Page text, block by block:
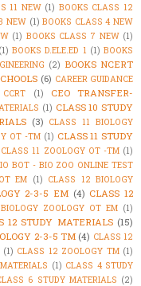
11 NEW (1) BOOKS CLASS 12
NEW (1) BOOKS CLASS 4 NEW
(1) BOOKS CLASS 7 NEW (1)
(1) BOOKS D.ELE.ED 1 (1) BOOKS
(2) BOOKS NCERT
(6) CAREER GUIDANCE
CCRT (1)
CEO TRANSFER-
(1) CLASS 10 STUDY
(3) CLASS 11 BIOLOGY
OT -TM (1) CLASS 11 STUDY
CLASS 11 ZOOLOGY OT -TM (1)
BOT - BIO ZOO ONLINE TEST
EM (1) CLASS 12 BIOLOGY
2-3-5 EM (4) CLASS 12
ZOOLOGY OT EM (1)
12 STUDY MATERIALS (15)
2-3-5 TM (4) CLASS 12
(1) CLASS 12 ZOOLOGY TM (1)
(1) CLASS 4 STUDY
6 STUDY MATERIALS (2)